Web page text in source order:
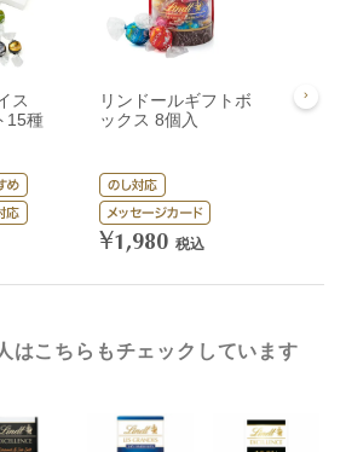
ス
15種
リンドールギフトボ
ックス 8個入
¥1,980 税込
リ
はこちらもチェックしています